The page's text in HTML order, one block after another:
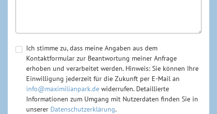
Ich stimme zu, dass meine Angaben aus dem
Kontaktformular zur Beantwortung meiner Anfrage
erhoben und verarbeitet werden. Hinweis: Sie können Ihre
Einwilligung jederzeit für die Zukunft per E-Mail an
info@maximilianpark.de widerrufen. Detaillierte
Informationen zum Umgang mit Nutzerdaten finden Sie in
unserer Datenschutzerklärung.